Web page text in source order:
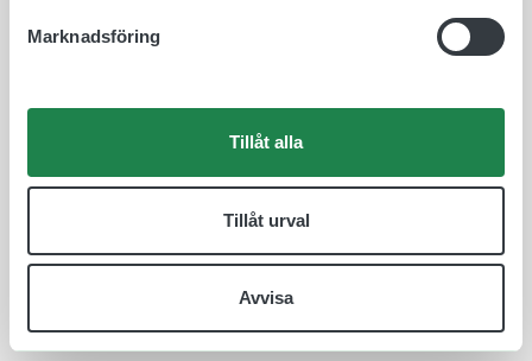
Marknadsföring
Tillåt alla
Tillåt urval
Avvisa